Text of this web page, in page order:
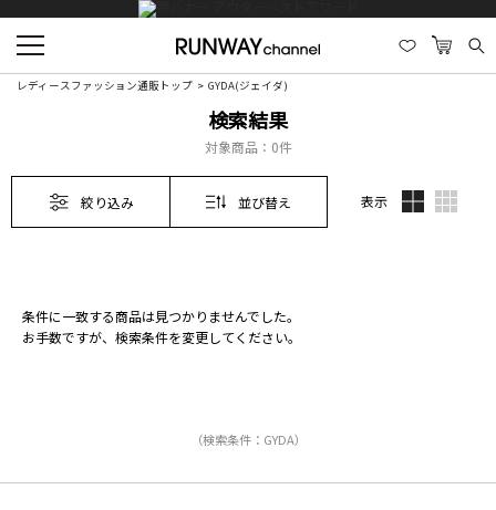
レディースファッション通販トップ GYDA(ジェイダ)
検索結果
対象商品： 0件
絞り込み 並び替え 表示
条件に一致する商品は見つかりませんでした。
お手数ですが、検索条件を変更してください。
（検索条件：GYDA）